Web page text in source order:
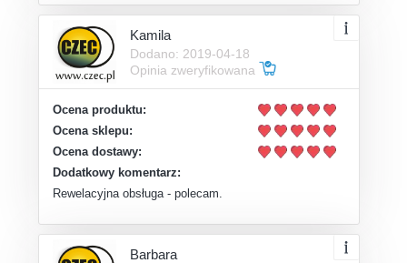
Kamila
Dodano: 2019-04-18
Opinia zweryfikowana
Ocena produktu:
Ocena sklepu:
Ocena dostawy:
Dodatkowy komentarz:
Rewelacyjna obsługa - polecam.
Barbara